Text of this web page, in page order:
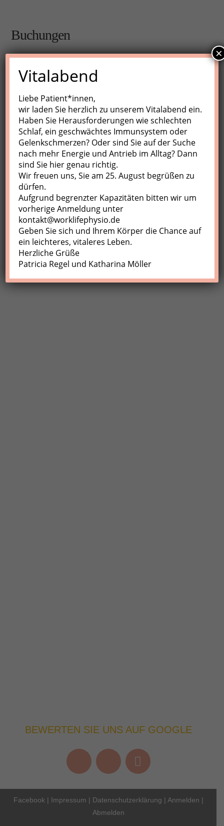
Buchungen
Buchungen sind für diese Veranstaltung nicht mehr
möglich.
Nächste Kurse
Keine Veranstaltungen
Profil
Meine Buchungen
Abmelden
BEWERTEN SIE UNS AUF GOOGLE
Facebook | Impressum | Datenschutzerklärung | Anmelden |
Abmelden
Vitalabend
Liebe Patient*innen,
wir laden Sie herzlich zu unserem Vitalabend ein.
Haben Sie Herausforderungen wie schlechten
Schlaf, ein geschwächtes Immunsystem oder
Gelenkschmerzen? Oder sind Sie auf der Suche
nach mehr Energie und Antrieb im Alltag? Dann
sind Sie hier genau richtig.
Wir freuen uns, Sie am 25. August begrüßen zu
dürfen.
Aufgrund begrenzter Kapazitäten bitten wir um
vorherige Anmeldung unter
kontakt@worklifephysio.de
Geben Sie sich und Ihrem Körper die Chance auf
ein leichteres, vitaleres Leben.
Herzliche Grüße
Patricia Regel und Katharina Möller
×